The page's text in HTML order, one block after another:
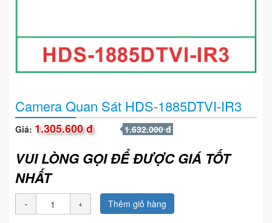
Camera Quan Sát HDS-1885DTVI-IR3
Giá: 1.305.600 đ 1.632.000 đ
VUI LÒNG GỌI ĐỂ ĐƯỢC GIÁ TỐT
NHẤT
Thêm giỏ hàng